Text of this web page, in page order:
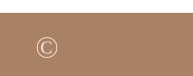
©